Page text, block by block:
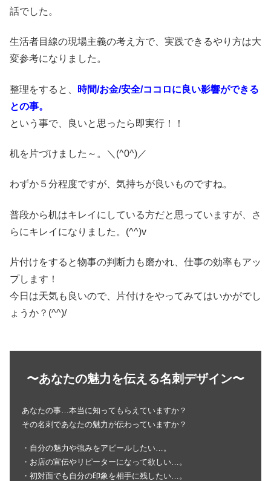
話でした。
生活者目線の現場主義の考え方で、実践できるやり方は大
変参考になりました。
整理をすると、
時間/お金/安全/ココロに良い影響ができる
との事。
という事で、良いと思ったら即実行！！
机を片づけました～。＼(^0^)／
わずか５分程度ですが、気持ちが良いものですね。
普段から机はキレイにしている方だと思っていますが、さ
らにキレイになりました。(^^)v
片付けをすると物事の判断力も磨かれ、仕事の効率もアッ
プします！
今日は天気も良いので、片付けをやってみてはいかがでし
ょうか？(^^)/
〜あなたの魅力を伝える名刺デザイン〜
あなたの事…本当に知ってもらえていますか？
その名刺であなたの魅力が伝わっていますか？
・自分の魅力や強みをアピールしたい…。
・お店の宣伝やリピーターになって欲しい…。
・初対面でも自分の印象を相手に残したい…。